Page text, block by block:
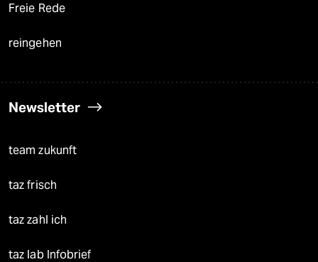
Freie Rede
reingehen
Newsletter
team zukunft
taz frisch
taz zahl ich
taz lab Infobrief